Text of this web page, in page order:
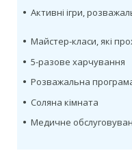
• Активні ігри,
• Майстер-класи, які
• 5-разове харчування
• Розважальна
• Соляна кімната
• Медичне